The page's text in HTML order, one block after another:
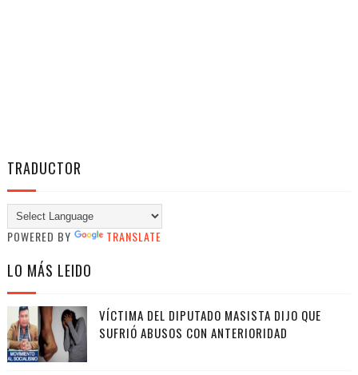
TRADUCTOR
POWERED BY TRANSLATE
LO MÁS LEIDO
VÍCTIMA DEL DIPUTADO MASISTA DIJO QUE
SUFRIÓ ABUSOS CON ANTERIORIDAD